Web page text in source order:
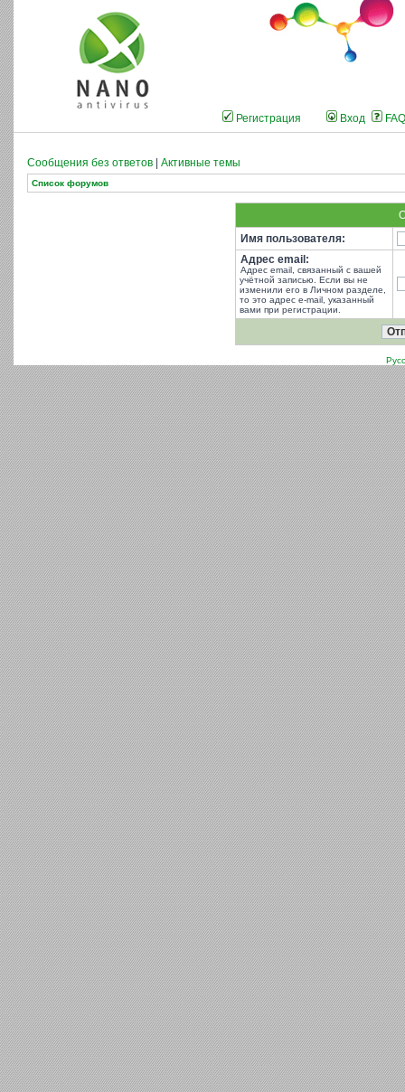
Регистрация Вход FAQ
Сообщения без ответов Активные темы
Список форумов
Имя пользователя:
Адрес email:
Адрес email, связанный с вашей
учётной записью. Если вы не
изменили его в Личном разделе,
то это адрес e-mail, указанный
вами при регистрации.